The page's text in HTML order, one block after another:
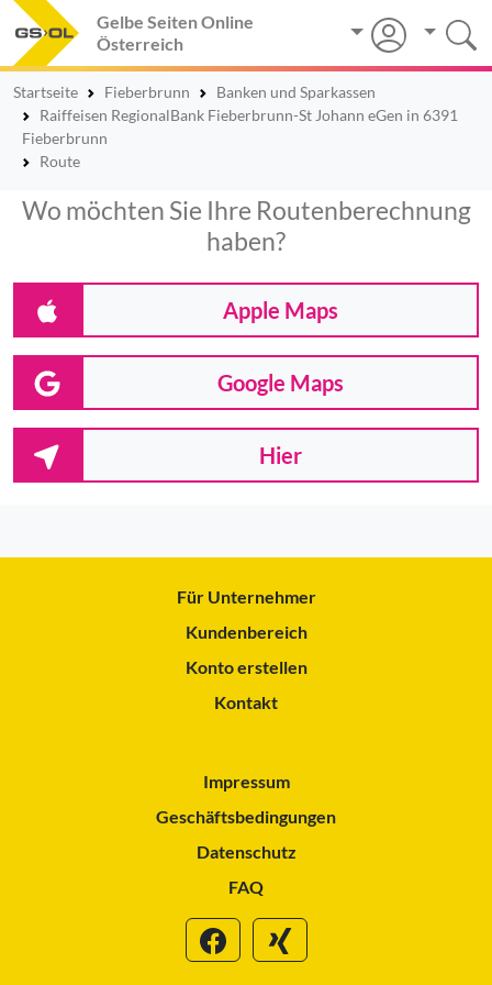
Gelbe Seiten Online
Österreich
Startseite Fieberbrunn
Banken und Sparkassen
Raiffeisen RegionalBank Fieberbrunn-St Johann eGen in 6391
Fieberbrunn
Route
Wo möchten Sie Ihre Routenberechnung
haben?
Apple Maps
Google Maps
Hier
Für Unternehmer
Kundenbereich
Konto erstellen
Kontakt
Impressum
Geschäftsbedingungen
Datenschutz
FAQ